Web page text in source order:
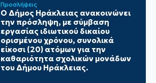
Προσλήψεις
Ο Δήμος Ηράκλειας ανακοινώνει
την πρόσληψη, με σύμβαση
εργασίας ιδιωτικού δικαίου
ορισμένου χρόνου, συνολικά
είκοσι (20) ατόμων για την
καθαριότητα σχολικών μονάδων
του Δήμου Ηράκλειας.